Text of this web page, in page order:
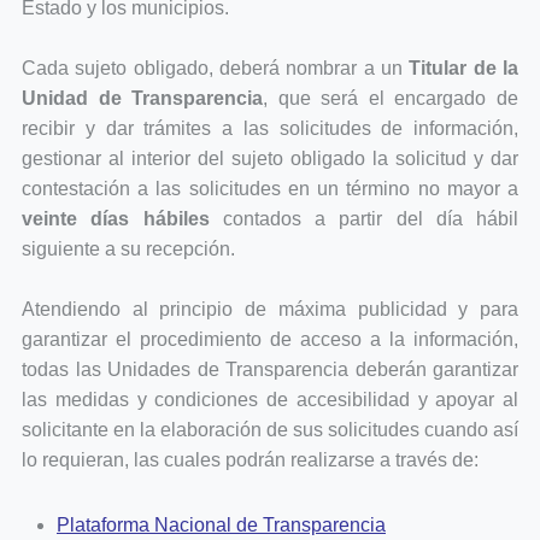
Estado y los municipios.
Cada sujeto obligado, deberá nombrar a unTitular de la
Unidad de Transparencia, que será el encargado de
recibir y dar trámites a las solicitudes de información,
gestionar al interior del sujeto obligado la solicitud y dar
contestación a las solicitudes en un término no mayor a
veinte días hábilescontados a partir del día hábil
siguiente a su recepción.
Atendiendo al principio de máxima publicidad y para
garantizar el procedimiento de acceso a la información,
todas las Unidades de Transparencia deberán garantizar
las medidas y condiciones de accesibilidad y apoyar al
solicitante en la elaboración de sus solicitudes cuando así
lo requieran, las cuales podrán realizarse a través de:
Plataforma Nacional de Transparencia